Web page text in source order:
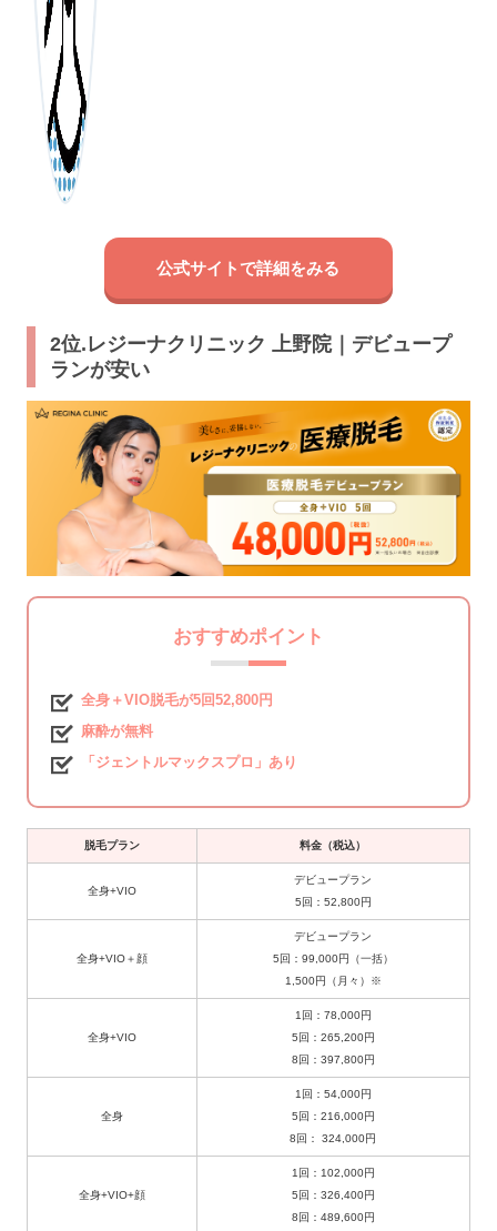
公式サイトで詳細をみる
2位.レジーナクリニック 上野院｜デビュープ
ランが安い
おすすめポイント
全身＋VIO脱毛が5回52,800円
麻酔が無料
「ジェントルマックスプロ」あり
脱毛プラン 料金（税込）
全身+VIO
デビュープラン
5回：52,800円
全身+VIO＋顔
デビュープラン
5回：99,000円（一括）
1,500円（月々）※
全身+VIO
1回：78,000円
5回：265,200円
8回：397,800円
全身
1回：54,000円
5回：216,000円
8回： 324,000円
全身+VIO+顔
1回：102,000円
5回：326,400円
8回：489,600円